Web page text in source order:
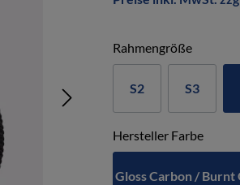
Rahmengröße
S2 S3
Hersteller Farbe
Gloss Carbon / Burnt